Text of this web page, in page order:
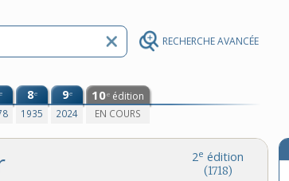
RECHERCHE AVANCÉE
e 8e
1935
9e
2024
10e édition
EN COURS
2e édition
(1718)